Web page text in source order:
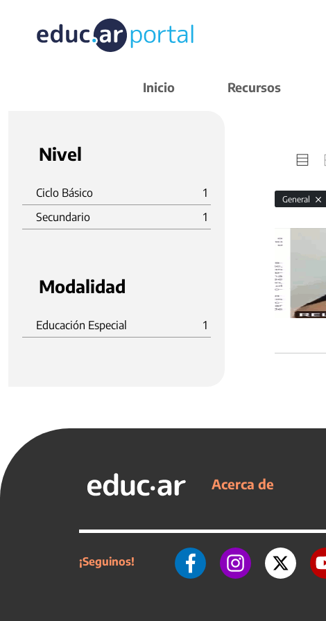
Inicio Recursos
Nivel
Ciclo Básico
1
Secundario
1
Modalidad
Educación Especial 1
General
Acerca de
¡Seguinos!